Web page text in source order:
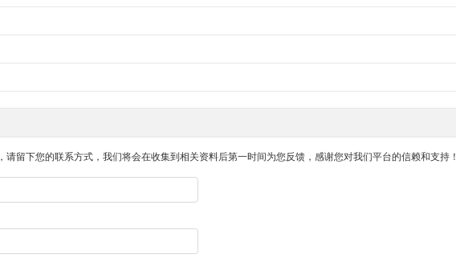
，请留下您的联系方式，我们将会在收集到相关资料后第一时间为您反馈，感谢您对我们平台的信赖和支持！